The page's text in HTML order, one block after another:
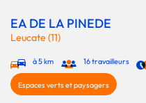
EA DE LA PINEDE
Leucate (11)
à 5 km 16 travailleurs
Espaces verts et paysagers